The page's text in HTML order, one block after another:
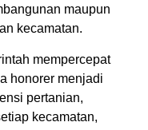
maupun
kecamatan.
mempercepat
honorer menjadi
pertanian,
kecamatan,